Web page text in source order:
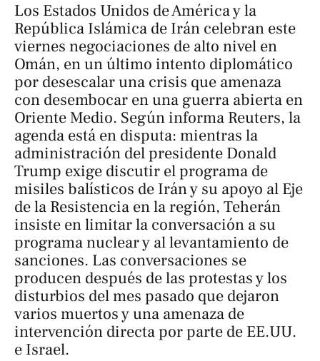
Los Estados Unidos de América y la
República Islámica de Irán celebran este
viernes negociaciones de alto nivel en
Omán, en un último intento diplomático
por desescalar una crisis que amenaza
con desembocar en una guerra abierta en
Oriente Medio. Según informa Reuters, la
agenda está en disputa: mientras la
administración del presidente Donald
Trump exige discutir el programa de
misiles balísticos de Irán y su apoyo al Eje
de la Resistencia en la región, Teherán
insiste en limitar la conversación a su
programa nuclear y al levantamiento de
sanciones. Las conversaciones se
producen después de las protestas y los
disturbios del mes pasado que dejaron
varios muertos y una amenaza de
intervención directa por parte de EE.UU.
e Israel.